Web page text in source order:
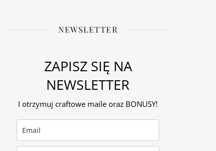
NEWSLETTER
ZAPISZ SIĘ NA
NEWSLETTER
I otrzymuj craftowe maile oraz BONUSY!